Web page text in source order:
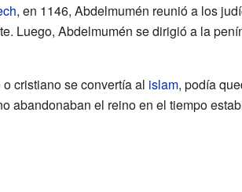
, en 1146, Abdelmumén reunió a los
Luego, Abdelmumén se dirigió a la
cristiano se convertía al islam, podía
abandonaban el reino en el tiempo